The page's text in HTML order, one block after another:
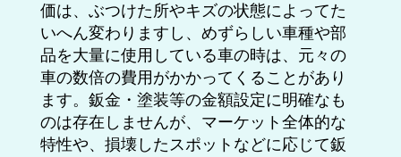
価は、ぶつけた所やキズの状態によってた
いへん変わりますし、めずらしい車種や部
品を大量に使用している車の時は、元々の
車の数倍の費用がかかってくることがあり
ます。鈑金・塗装等の金額設定に明確なも
のは存在しませんが、マーケット全体的な
特性や、損壊したスポットなどに応じて鈑